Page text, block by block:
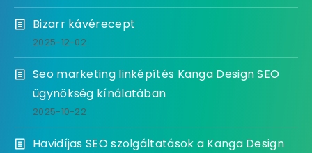
Bizarr kávérecept
2025-12-02
Seo marketing linképítés Kanga Design SEO
ügynökség kínálatában
2025-10-22
Havidíjas SEO szolgáltatások a Kanga Design